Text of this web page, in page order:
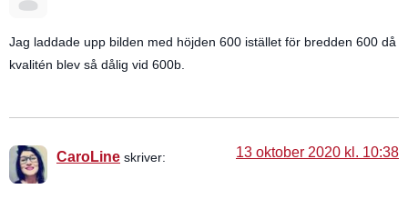
Jag laddade upp bilden med höjden 600 istället för bredden 600 då
kvalitén blev så dålig vid 600b.
CaroLine skriver: 13 oktober 2020 kl. 10:38